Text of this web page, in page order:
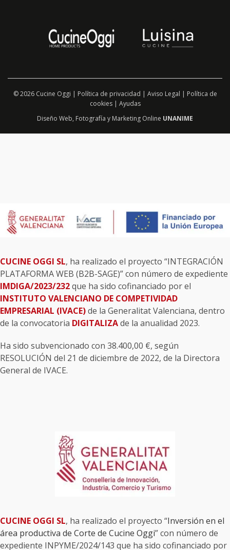
© 2026 Cucine Oggi | Política de privacidad | Aviso Legal | Política de
cookies| Ayudas
Diseño Web, Fotografía y Marketing Online UNANIME
CUCINE OGGI SL, ha realizado el proyecto “INTEGRACIÓN
PLATAFORMA WEB (B2B-SAGE)” con número de expediente
IMDIGA/2023/232que ha sido cofinanciado por el
INSTITUTO VALENCIANO DE COMPETIVIDAD
EMPRESARIAL (IVACE)de la Generalitat Valenciana, dentro
de la convocatoria DIGITALIZAde la anualidad 2023.
Ha sido subvencionado con 38.400,00 €, según
RESOLUCIÓN del 21 de diciembre de 2022, de la Directora
General de IVACE.
CUCINE OGGI SL, ha realizado el proyecto “Inversión en el
área productiva de Corte de Cucine Oggi” con número de
expediente INPYME/2024/143 que ha sido cofinanciado por